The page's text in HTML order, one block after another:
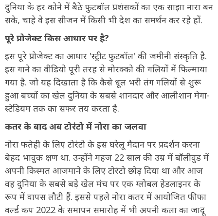
दुनिया के हर कोने में बैठे फुटबॉल प्रशंसकों का एक साझा नारा बन
सके, चाहे वे इस सीजन में किसी भी देश का समर्थन कर रहे हों.
पूरे प्रोजेक्ट किस आधार पर है?
इस पूरे प्रोजेक्ट का आधार 'स्ट्रीट फुटबॉल' की जमीनी संस्कृति है.
इस गाने का वीडियो पूरी तरह से मोरक्को की गलियों में फिल्माया
गया है. जो यह दिखाता है कि कैसे धूल भरी तंग गलियों से शुरू
हुआ बच्चों का खेल दुनिया के सबसे शानदार और आलीशान मेगा-
स्टेडियम तक का सफर तय करता है.
कतर के बाद अब टोरंटो में नोरा का जलवा
नोरा फतेही के लिए टोरंटो के इस घरेलू मैदान पर प्रदर्शन करना
बेहद भावुक क्षण था. उन्होंने महज 22 साल की उम्र में बॉलीवुड में
अपनी किस्मत आजमाने के लिए टोरंटो छोड़ दिया था और आज
वह दुनिया के सबसे बड़े खेल मंच पर एक ग्लोबल हेडलाइनर के
रूप में वापस लौटी हैं. इससे पहले नोरा कतर में आयोजित फीफा
वर्ल्ड कप 2022 के समापन समारोह में भी अपनी कला का जादू